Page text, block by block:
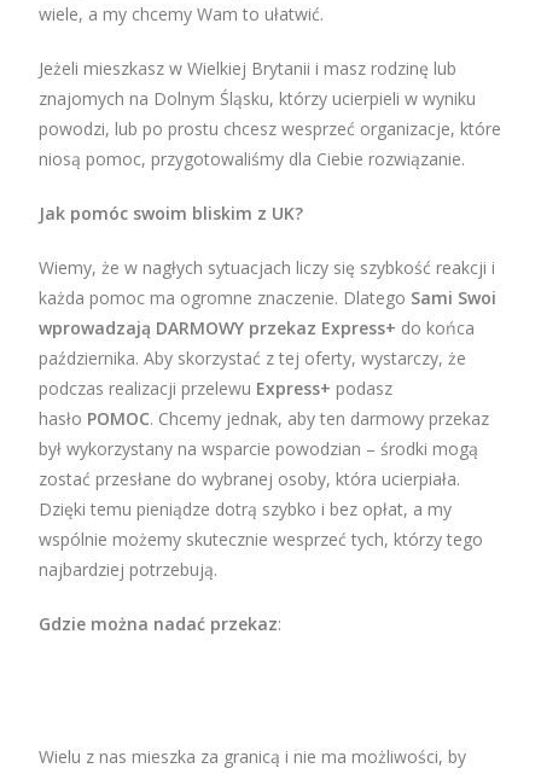
wiele, a my chcemy Wam to ułatwić.
Jeżeli mieszkasz w Wielkiej Brytanii i masz rodzinę lub
znajomych na Dolnym Śląsku, którzy ucierpieli w wyniku
powodzi, lub po prostu chcesz wesprzeć organizacje, które
niosą pomoc, przygotowaliśmy dla Ciebie rozwiązanie.
Jak pomóc swoim bliskim z UK?
Wiemy, że w nagłych sytuacjach liczy się szybkość reakcji i
każda pomoc ma ogromne znaczenie. Dlatego Sami Swoi
wprowadzają DARMOWY przekaz Express+ do końca
października. Aby skorzystać z tej oferty, wystarczy, że
podczas realizacji przelewu Express+ podasz
hasło POMOC. Chcemy jednak, aby ten darmowy przekaz
był wykorzystany na wsparcie powodzian – środki mogą
zostać przesłane do wybranej osoby, która ucierpiała.
Dzięki temu pieniądze dotrą szybko i bez opłat, a my
wspólnie możemy skutecznie wesprzeć tych, którzy tego
najbardziej potrzebują.
Gdzie można nadać przekaz:
Wielu z nas mieszka za granicą i nie ma możliwości, by